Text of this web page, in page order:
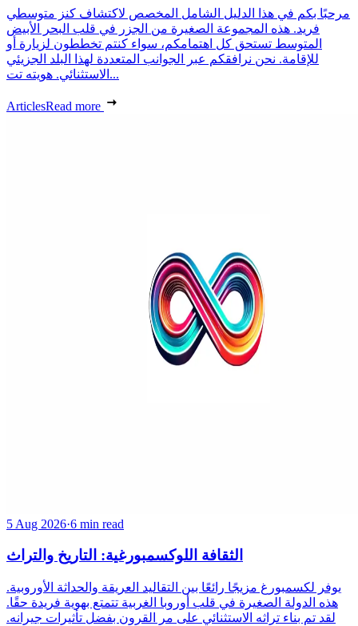
مرحبًا بكم في هذا الدليل الشامل المخصص لاكتشاف كنز متوسطي
فريد. هذه المجموعة الصغيرة من الجزر في قلب البحر الأبيض
المتوسط تستحق كل اهتمامكم، سواء كنتم تخططون لزيارة أو
للإقامة. نحن نرافقكم عبر الجوانب المتعددة لهذا البلد الجزيئي
الاستثنائي. هويته تت...
ArticlesRead more
5 Aug 2026·6 min read
الثقافة اللوكسمبورغية: التاريخ والتراث
يوفر لكسمبورغ مزيجًا رائعًا بين التقاليد العريقة والحداثة الأوروبية.
هذه الدولة الصغيرة في قلب أوروبا الغربية تتمتع بهوية فريدة حقًا.
لقد تم بناء تراثه الاستثنائي على مر القرون بفضل تأثيرات جيرانه.